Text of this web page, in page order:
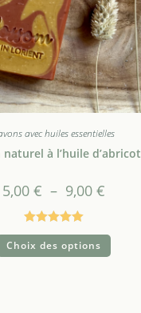
avec huiles essentielles
naturel à l’huile d’abricot
5,00 € – 9,00 €
Note5.00
sur 5
Choix des options